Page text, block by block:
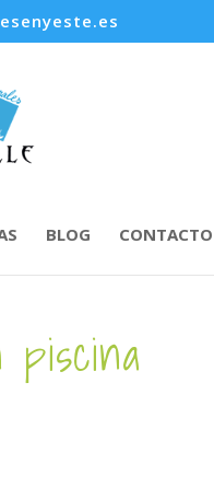
BLOG CONTACTO